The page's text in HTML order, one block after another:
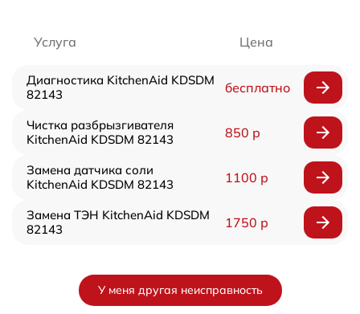
Услуга Цена
Диагностика KitchenAid KDSDM
82143
бесплатно
Чистка разбрызгивателя
KitchenAid KDSDM 82143
850 р
Замена датчика соли
KitchenAid KDSDM 82143
1100 р
Замена ТЭН KitchenAid KDSDM
82143
1750 р
У меня другая неисправность